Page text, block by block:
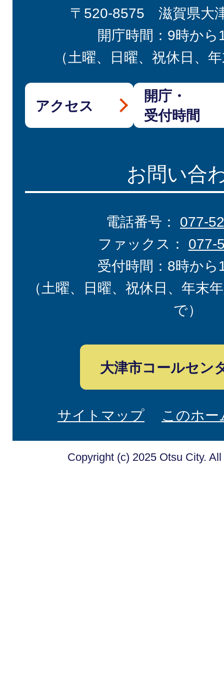
〒520-8575 滋賀県大
開庁時間：9時から
（土曜、日曜、祝休日、
アクセス
開庁・
受付時間
お問い合
電話番号： 077-
ファックス： 077-
受付時間：8時から
（土曜、日曜、祝休日、年末
で）
大津市コールセン
サイトマップ このホ
Copyright (c) 2025 Otsu City.